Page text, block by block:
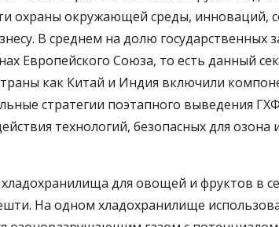
охраны окружающей среды, инноваций,
В среднем на долю государственных
Европейского Союза, то есть данный
как Китай и Индия включили
стратегии поэтапного выведения
технологий, безопасных для озона
для овощей и фруктов в
На одном хладохранилище